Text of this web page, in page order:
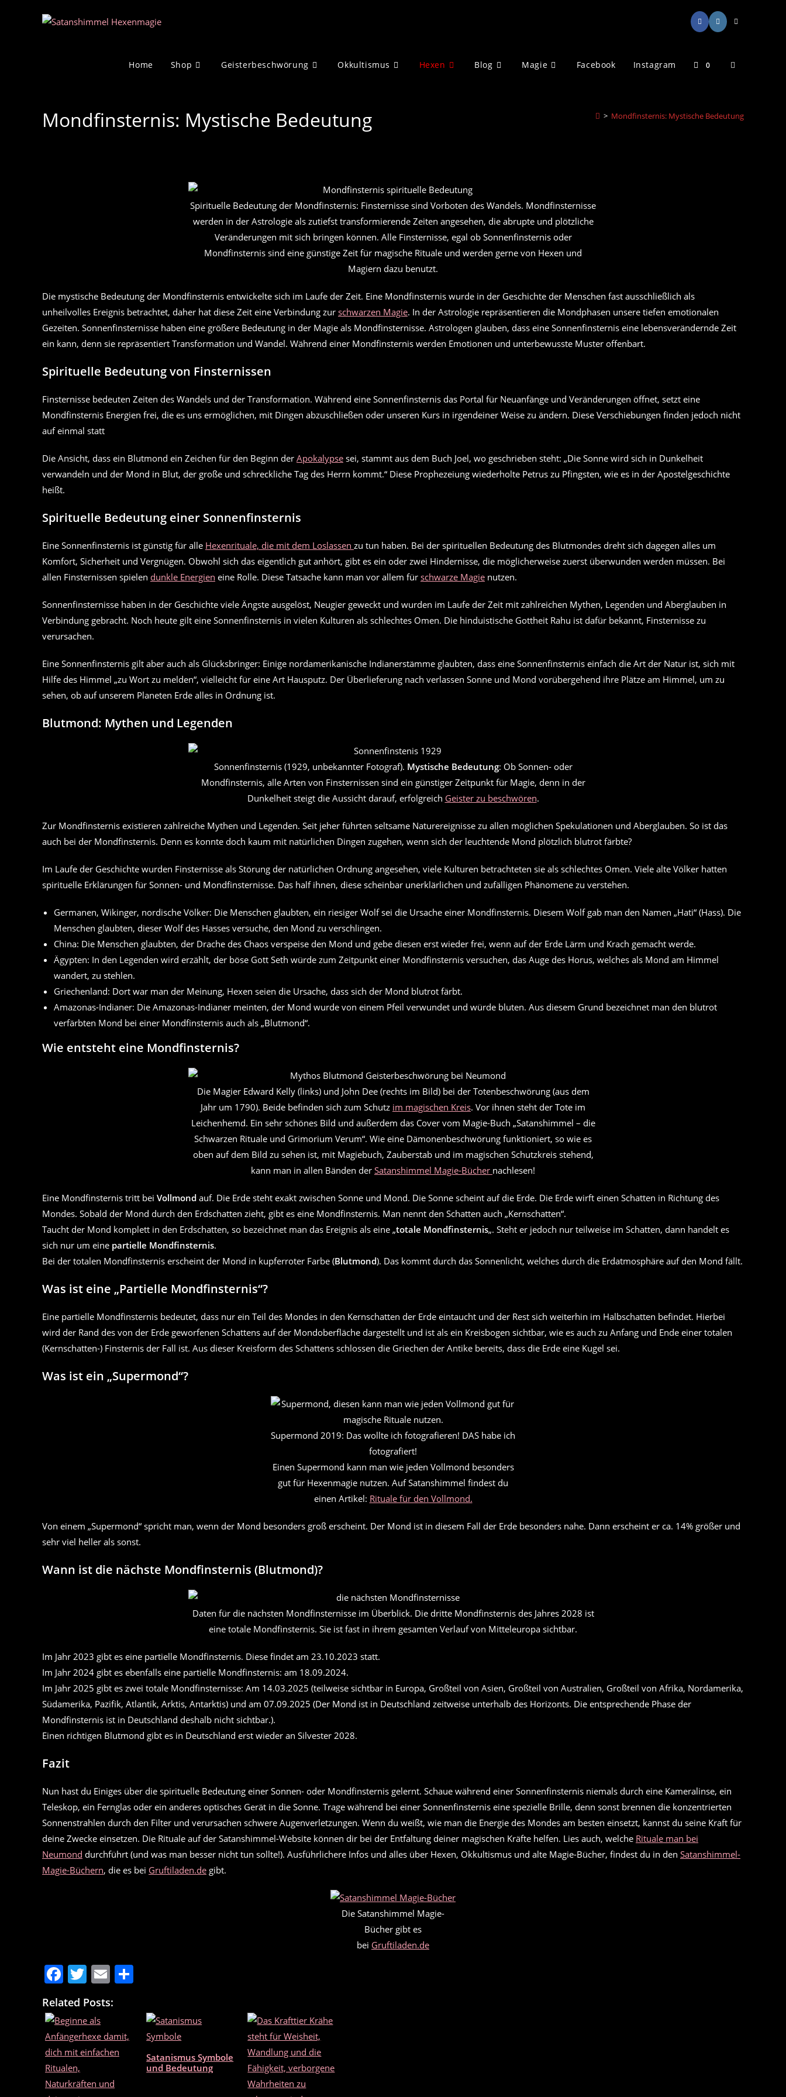
Home Shop Geisterbeschwörung Okkultismus Hexen Blog Magie Facebook Instagram 0 Website-
Mondfinsternis: Mystische Bedeutung > Mondfinsternis: Mystische Bedeutung
Spirituelle Bedeutung der Mondfinsternis: Finsternisse sind Vorboten des Wandels. Mondfinsternisse
werden in der Astrologie als zutiefst transformierende Zeiten angesehen, die abrupte und plötzliche
Veränderungen mit sich bringen können. Alle Finsternisse, egal ob Sonnenfinsternis oder
Mondfinsternis sind eine günstige Zeit für magische Rituale und werden gerne von Hexen und
Magiern dazu benutzt.
Die mystische Bedeutung der Mondfinsternis entwickelte sich im Laufe der Zeit. Eine Mondfinsternis wurde in der Geschichte der Menschen fast ausschließlich als
unheilvolles Ereignis betrachtet, daher hat diese Zeit eine Verbindung zur schwarzen Magie. In der Astrologie repräsentieren die Mondphasen unsere tiefen emotionalen
Gezeiten. Sonnenfinsternisse haben eine größere Bedeutung in der Magie als Mondfinsternisse. Astrologen glauben, dass eine Sonnenfinsternis eine lebensverändernde Zeit
ein kann, denn sie repräsentiert Transformation und Wandel. Während einer Mondfinsternis werden Emotionen und unterbewusste Muster offenbart.
Spirituelle Bedeutung von Finsternissen
Finsternisse bedeuten Zeiten des Wandels und der Transformation. Während eine Sonnenfinsternis das Portal für Neuanfänge und Veränderungen öffnet, setzt eine
Mondfinsternis Energien frei, die es uns ermöglichen, mit Dingen abzuschließen oder unseren Kurs in irgendeiner Weise zu ändern. Diese Verschiebungen finden jedoch nicht
auf einmal statt
Die Ansicht, dass ein Blutmond ein Zeichen für den Beginn der Apokalypse sei, stammt aus dem Buch Joel, wo geschrieben steht: „Die Sonne wird sich in Dunkelheit
verwandeln und der Mond in Blut, der große und schreckliche Tag des Herrn kommt.“ Diese Prophezeiung wiederholte Petrus zu Pfingsten, wie es in der Apostelgeschichte
heißt.
Spirituelle Bedeutung einer Sonnenfinsternis
Eine Sonnenfinsternis ist günstig für alle Hexenrituale, die mit dem Loslassen zu tun haben. Bei der spirituellen Bedeutung des Blutmondes dreht sich dagegen alles um
Komfort, Sicherheit und Vergnügen. Obwohl sich das eigentlich gut anhört, gibt es ein oder zwei Hindernisse, die möglicherweise zuerst überwunden werden müssen. Bei
allen Finsternissen spielen dunkle Energien eine Rolle. Diese Tatsache kann man vor allem für schwarze Magie nutzen.
Sonnenfinsternisse haben in der Geschichte viele Ängste ausgelöst, Neugier geweckt und wurden im Laufe der Zeit mit zahlreichen Mythen, Legenden und Aberglauben in
Verbindung gebracht. Noch heute gilt eine Sonnenfinsternis in vielen Kulturen als schlechtes Omen. Die hinduistische Gottheit Rahu ist dafür bekannt, Finsternisse zu
verursachen.
Eine Sonnenfinsternis gilt aber auch als Glücksbringer: Einige nordamerikanische Indianerstämme glaubten, dass eine Sonnenfinsternis einfach die Art der Natur ist, sich mit
Hilfe des Himmel „zu Wort zu melden“, vielleicht für eine Art Hausputz. Der Überlieferung nach verlassen Sonne und Mond vorübergehend ihre Plätze am Himmel, um zu
sehen, ob auf unserem Planeten Erde alles in Ordnung ist.
Blutmond: Mythen und Legenden
Sonnenfinsternis (1929, unbekannter Fotograf). Mystische Bedeutung: Ob Sonnen- oder
Mondfinsternis, alle Arten von Finsternissen sind ein günstiger Zeitpunkt für Magie, denn in der
Dunkelheit steigt die Aussicht darauf, erfolgreich Geister zu beschwören.
Zur Mondfinsternis existieren zahlreiche Mythen und Legenden. Seit jeher führten seltsame Naturereignisse zu allen möglichen Spekulationen und Aberglauben. So ist das
auch bei der Mondfinsternis. Denn es konnte doch kaum mit natürlichen Dingen zugehen, wenn sich der leuchtende Mond plötzlich blutrot färbte?
Im Laufe der Geschichte wurden Finsternisse als Störung der natürlichen Ordnung angesehen, viele Kulturen betrachteten sie als schlechtes Omen. Viele alte Völker hatten
spirituelle Erklärungen für Sonnen- und Mondfinsternisse. Das half ihnen, diese scheinbar unerklärlichen und zufälligen Phänomene zu verstehen.
Germanen, Wikinger, nordische Völker: Die Menschen glaubten, ein riesiger Wolf sei die Ursache einer Mondfinsternis. Diesem Wolf gab man den Namen „Hati“ (Hass). Die
Menschen glaubten, dieser Wolf des Hasses versuche, den Mond zu verschlingen.
China: Die Menschen glaubten, der Drache des Chaos verspeise den Mond und gebe diesen erst wieder frei, wenn auf der Erde Lärm und Krach gemacht werde.
Ägypten: In den Legenden wird erzählt, der böse Gott Seth würde zum Zeitpunkt einer Mondfinsternis versuchen, das Auge des Horus, welches als Mond am Himmel
wandert, zu stehlen.
Griechenland: Dort war man der Meinung, Hexen seien die Ursache, dass sich der Mond blutrot färbt.
Amazonas-Indianer: Die Amazonas-Indianer meinten, der Mond wurde von einem Pfeil verwundet und würde bluten. Aus diesem Grund bezeichnet man den blutrot
verfärbten Mond bei einer Mondfinsternis auch als „Blutmond“.
Wie entsteht eine Mondfinsternis?
Die Magier Edward Kelly (links) und John Dee (rechts im Bild) bei der Totenbeschwörung (aus dem
Jahr um 1790). Beide befinden sich zum Schutz im magischen Kreis. Vor ihnen steht der Tote im
Leichenhemd. Ein sehr schönes Bild und außerdem das Cover vom Magie-Buch „Satanshimmel – die
Schwarzen Rituale und Grimorium Verum“. Wie eine Dämonenbeschwörung funktioniert, so wie es
oben auf dem Bild zu sehen ist, mit Magiebuch, Zauberstab und im magischen Schutzkreis stehend,
kann man in allen Bänden der Satanshimmel Magie-Bücher nachlesen!
Eine Mondfinsternis tritt bei Vollmond auf. Die Erde steht exakt zwischen Sonne und Mond. Die Sonne scheint auf die Erde. Die Erde wirft einen Schatten in Richtung des
Mondes. Sobald der Mond durch den Erdschatten zieht, gibt es eine Mondfinsternis. Man nennt den Schatten auch „Kernschatten“.
Taucht der Mond komplett in den Erdschatten, so bezeichnet man das Ereignis als eine „totale Mondfinsternis„. Steht er jedoch nur teilweise im Schatten, dann handelt es
sich nur um eine partielle Mondfinsternis.
Bei der totalen Mondfinsternis erscheint der Mond in kupferroter Farbe (Blutmond). Das kommt durch das Sonnenlicht, welches durch die Erdatmosphäre auf den Mond fällt.
Was ist eine „Partielle Mondfinsternis“?
Eine partielle Mondfinsternis bedeutet, dass nur ein Teil des Mondes in den Kernschatten der Erde eintaucht und der Rest sich weiterhin im Halbschatten befindet. Hierbei
wird der Rand des von der Erde geworfenen Schattens auf der Mondoberfläche dargestellt und ist als ein Kreisbogen sichtbar, wie es auch zu Anfang und Ende einer totalen
(Kernschatten-) Finsternis der Fall ist. Aus dieser Kreisform des Schattens schlossen die Griechen der Antike bereits, dass die Erde eine Kugel sei.
Was ist ein „Supermond“?
Supermond 2019: Das wollte ich fotografieren! DAS habe ich
fotografiert!
Einen Supermond kann man wie jeden Vollmond besonders
gut für Hexenmagie nutzen. Auf Satanshimmel findest du
einen Artikel: Rituale für den Vollmond.
Von einem „Supermond“ spricht man, wenn der Mond besonders groß erscheint. Der Mond ist in diesem Fall der Erde besonders nahe. Dann erscheint er ca. 14% größer und
sehr viel heller als sonst.
Wann ist die nächste Mondfinsternis (Blutmond)?
Daten für die nächsten Mondfinsternisse im Überblick. Die dritte Mondfinsternis des Jahres 2028 ist
eine totale Mondfinsternis. Sie ist fast in ihrem gesamten Verlauf von Mitteleuropa sichtbar.
Im Jahr 2023 gibt es eine partielle Mondfinsternis. Diese findet am 23.10.2023 statt.
Im Jahr 2024 gibt es ebenfalls eine partielle Mondfinsternis: am 18.09.2024.
Im Jahr 2025 gibt es zwei totale Mondfinsternisse: Am 14.03.2025 (teilweise sichtbar in Europa, Großteil von Asien, Großteil von Australien, Großteil von Afrika, Nordamerika,
Südamerika, Pazifik, Atlantik, Arktis, Antarktis) und am 07.09.2025 (Der Mond ist in Deutschland zeitweise unterhalb des Horizonts. Die entsprechende Phase der
Mondfinsternis ist in Deutschland deshalb nicht sichtbar.).
Einen richtigen Blutmond gibt es in Deutschland erst wieder an Silvester 2028.
Fazit
Nun hast du Einiges über die spirituelle Bedeutung einer Sonnen- oder Mondfinsternis gelernt. Schaue während einer Sonnenfinsternis niemals durch eine Kameralinse, ein
Teleskop, ein Fernglas oder ein anderes optisches Gerät in die Sonne. Trage während bei einer Sonnenfinsternis eine spezielle Brille, denn sonst brennen die konzentrierten
Sonnenstrahlen durch den Filter und verursachen schwere Augenverletzungen. Wenn du weißt, wie man die Energie des Mondes am besten einsetzt, kannst du seine Kraft für
deine Zwecke einsetzen. Die Rituale auf der Satanshimmel-Website können dir bei der Entfaltung deiner magischen Kräfte helfen. Lies auch, welche Rituale man bei
Neumond durchführt (und was man besser nicht tun sollte!). Ausführlichere Infos und alles über Hexen, Okkultismus und alte Magie-Bücher, findest du in den Satanshimmel-
Magie-Büchern, die es bei Gruftiladen.de gibt.
Die Satanshimmel Magie-
Bücher gibt es
bei Gruftiladen.de
F
a
c
e
b
o
o
T
w
itt
er
E
ai
l
le
Related Posts:
Satanismus Symbole
und Bedeutung